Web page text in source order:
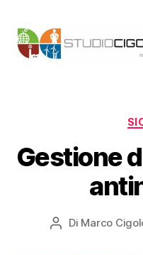
Gestione
Autore
Di Marco